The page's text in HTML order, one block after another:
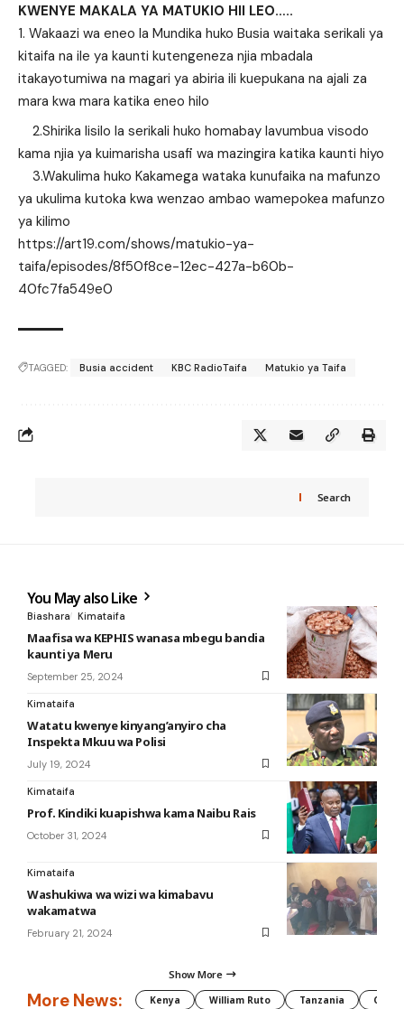
KWENYE MAKALA YA MATUKIO HII LEO…..
Wakaazi wa eneo la Mundika huko Busia waitaka serikali ya
kitaifa na ile ya kaunti kutengeneza njia mbadala
itakayotumiwa na magari ya abiria ili kuepukana na ajali za
mara kwa mara katika eneo hilo
2.Shirika lisilo la serikali huko homabay lavumbua visodo
kama njia ya kuimarisha usafi wa mazingira katika kaunti hiyo
3.Wakulima huko Kakamega wataka kunufaika na mafunzo
ya ukulima kutoka kwa wenzao ambao wamepokea mafunzo
ya kilimo
https://art19.com/shows/matukio-ya-
taifa/episodes/8f50f8ce-12ec-427a-b60b-
40fc7fa549e0
TAGGED: Busia accident KBC RadioTaifa Matukio ya Taifa
Search
You May also Like
Biashara Kimataifa
Maafisa wa KEPHIS wanasa mbegu bandia
kaunti ya Meru
September 25, 2024
Kimataifa
Watatu kwenye kinyang’anyiro cha
Inspekta Mkuu wa Polisi
July 19, 2024
Kimataifa
Prof. Kindiki kuapishwa kama Naibu Rais
October 31, 2024
Kimataifa
Washukiwa wa wizi wa kimabavu
wakamatwa
February 21, 2024
Show More
More News: Kenya William Ruto Tanzania CAF